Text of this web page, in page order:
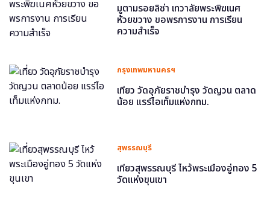
มูตามรอยลิซ่า เทวาลัยพระพิฆเนศ
ห้วยขวาง ขอพรการงาน การเรียน
ความสำเร็จ
กรุงเทพมหานครฯ
เที่ยว วัดอุภัยราชบำรุง วัดญวน ตลาด
น้อย แรร์ไอเท็มแห่งกทม.
สุพรรณบุรี
เที่ยวสุพรรณบุรี ไหว้พระเมืองอู่ทอง 5
วัดแห่งขุนเขา